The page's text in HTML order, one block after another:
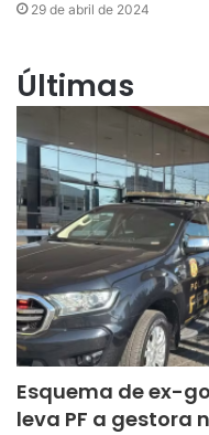
29 de abril de 2024
Últimas
Esquema de ex-
leva PF a gestora